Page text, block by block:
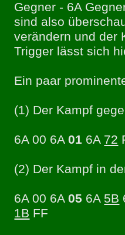
Gegner - 6A
sind also
verändern und der
Trigger lässt sich
Ein paar
(1) Der Kampf
6A 00 6A01 6A 72
(2) Der Kampf in
6A 00 6A05 6A 5B
1B FF